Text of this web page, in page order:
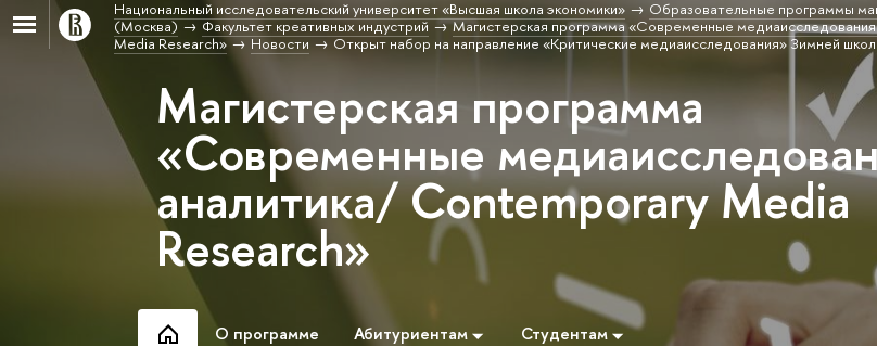
Национальный исследовательский университет «Высшая школа экономики»
Образовательные программы
(Москва)
Факультет креативных индустрий
Магистерская программа «Современные
Media Research»
Новости Открыт набор на направление «Критические медиаисследования» Зимней
Магистерская программа
«Современные
аналитика/ Contemporary Media
Research»
О программе Абитуриентам Студентам